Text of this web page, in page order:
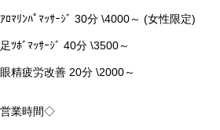
ｱﾛﾏﾘﾝﾊﾟﾏｯｻｰｼﾞ 30分 \4000～ (女性限定)
足ﾂﾎﾞﾏｯｻｰｼﾞ 40分 \3500～
眼精疲労改善 20分 \2000～
業時間◇